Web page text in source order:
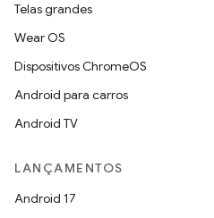
Telas grandes
Wear OS
Dispositivos ChromeOS
Android para carros
Android TV
LANÇAMENTOS
Android 17